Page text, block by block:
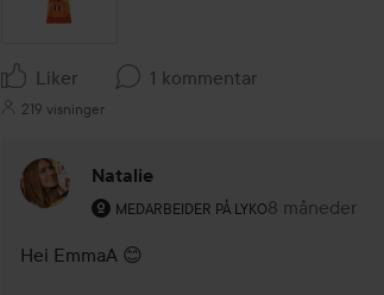
Liker 1 kommentar
219 visninger
Natalie
MEDARBEIDER PÅ LYKO
Brukerens rolle: Medarbeider på
8 måneder
Hei EmmaA 😊